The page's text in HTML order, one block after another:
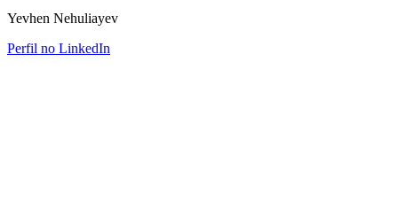
Yevhen Nehuliayev
Perfil no LinkedIn